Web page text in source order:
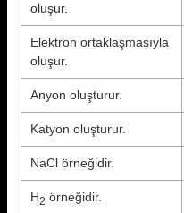
oluşur.
Elektron ortaklaşmasıyla
oluşur.
Anyon oluşturur.
Katyon oluşturur.
NaCl örneğidir.
H2 örneğidir.